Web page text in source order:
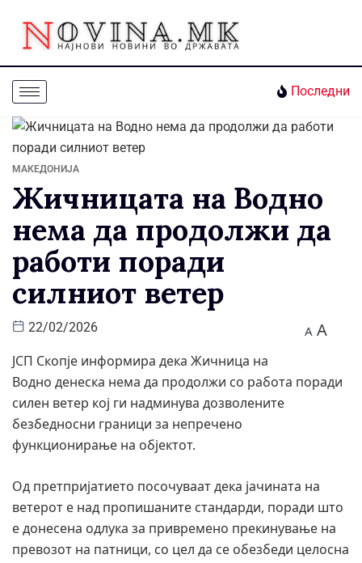
Последни
МАКЕДОНИЈА
Жичницата на Водно
нема да продолжи да
работи поради
силниот ветер
22/02/2026 A A
ЈСП Скопје информира дека Жичница на
Водно денеска нема да продолжи со работа поради
силен ветер кој ги надминува дозволените
безбедносни граници за непречено
функционирање на објектот.
Од претпријатието посочуваат дека јачината на
ветерот е над пропишаните стандарди, поради што
е донесена одлука за привремено прекинување на
превозот на патници, со цел да се обезбеди целосна